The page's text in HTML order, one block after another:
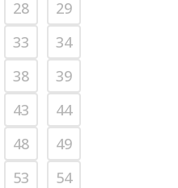
28
29
33
34
38
39
43
44
48
49
53
54